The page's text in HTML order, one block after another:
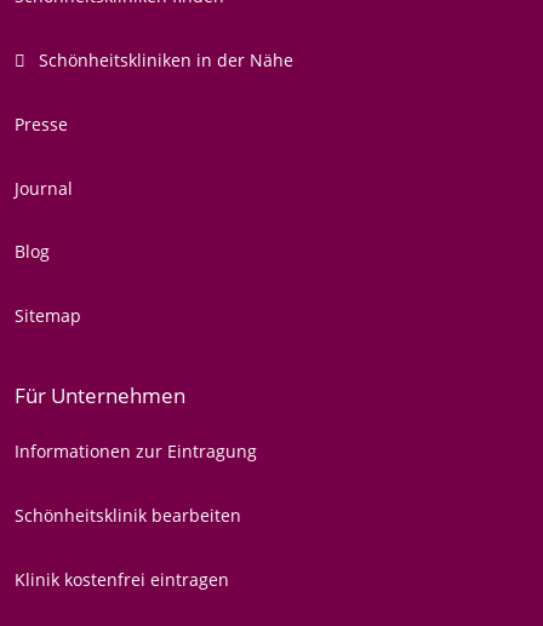
Schönheitskliniken in der Nähe
Presse
Journal
Blog
Sitemap
Für Unternehmen
Informationen zur Eintragung
Schönheitsklinik bearbeiten
Klinik kostenfrei eintragen